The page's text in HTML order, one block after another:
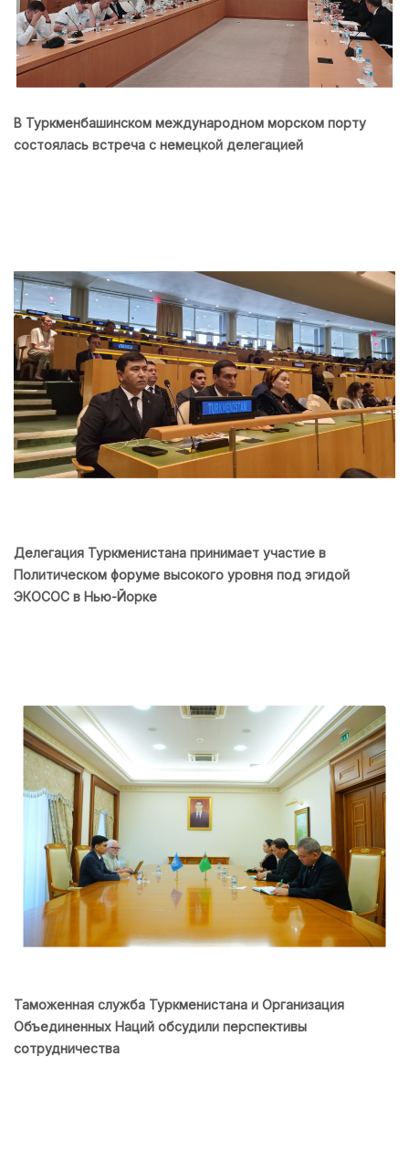
В Туркменбашинском международном морском порту
состоялась встреча с немецкой делегацией
Делегация Туркменистана принимает участие в
Политическом форуме высокого уровня под эгидой
ЭКОСОС в Нью-Йорке
Таможенная служба Туркменистана и Организация
Объединенных Наций обсудили перспективы
сотрудничества